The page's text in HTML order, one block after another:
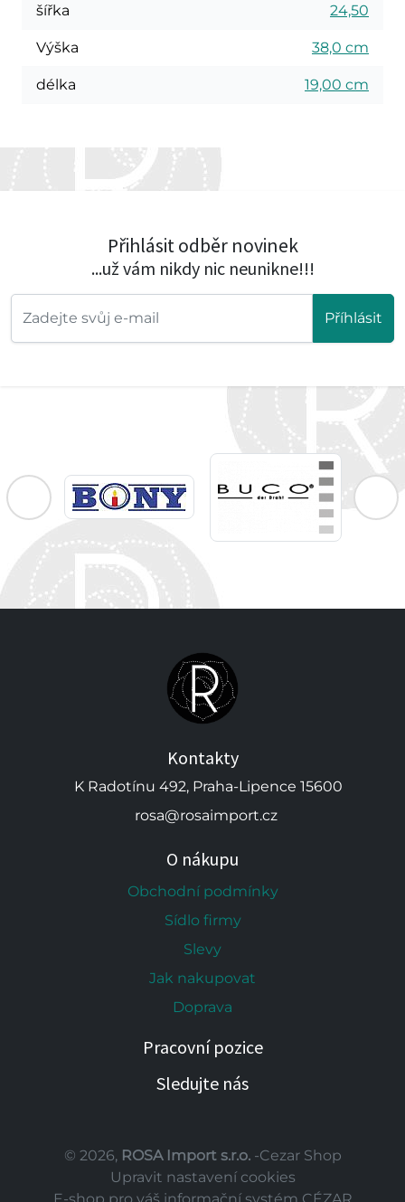
šířka
24,50
Výška 38,0 cm
délka 19,00 cm
Přihlásit odběr novinek
...už vám nikdy nic neunikne!!!
Příhlásit
Kontakty
K Radotínu 492, Praha-Lipence 15600
rosa@rosaimport.cz
O nákupu
Obchodní podmínky
Sídlo firmy
Slevy
Jak nakupovat
Doprava
Pracovní pozice
Sledujte nás
© 2026, ROSA Import s.r.o.-Cezar Shop
Upravit nastavení cookies
E-shop pro váš informační systém CÉZAR